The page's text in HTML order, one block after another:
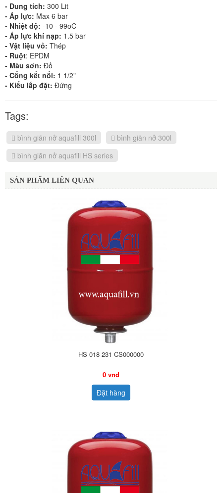
- Dung tích: 300 Lit
- Áp lực: Max 6 bar
- Nhiệt độ: -10 - 99oC
- Áp lực khí nạp: 1.5 bar
- Vật liệu vỏ: Thép
- Ruột: EPDM
- Màu sơn: Đỏ
- Cổng kết nối: 1 1/2"
- Kiểu lắp đặt: Đứng
Tags:
bình giãn nở aquafill 300l
bình giãn nở 300l
bình giãn nở aquafill HS series
SẢN PHẨM LIÊN QUAN
HS 018 231 CS000000
0 vnđ
Đặt hàng